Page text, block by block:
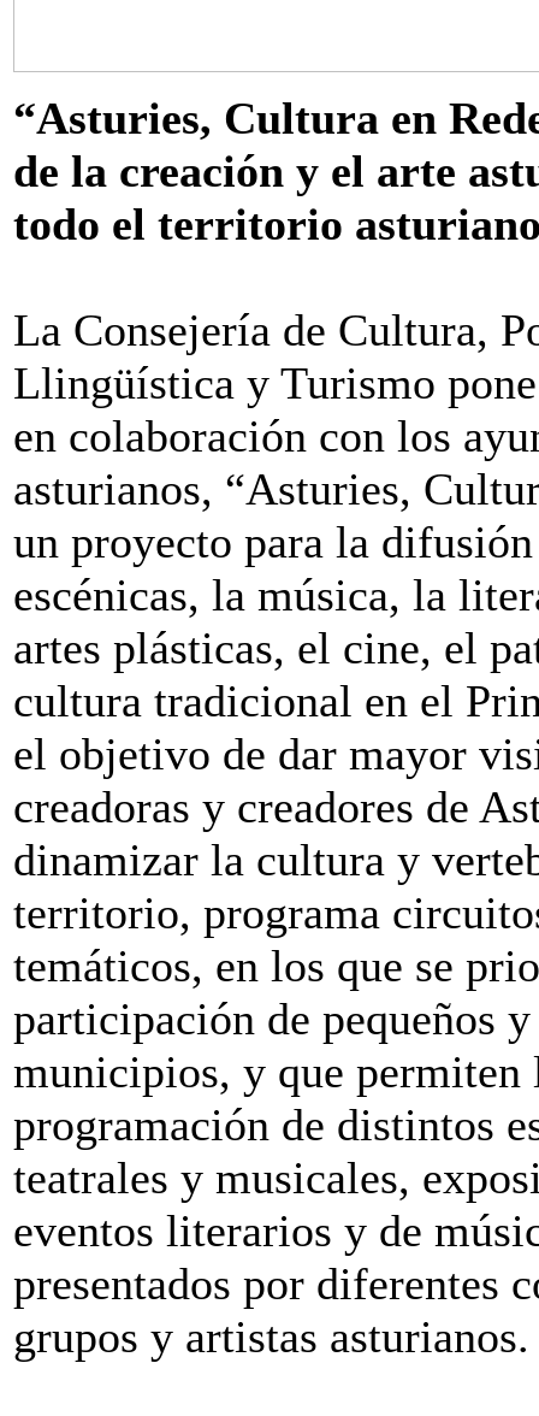
“Asturies, Cultura en
de la creación y el arte
todo el territorio
La Consejería de Cultura,
Llingüística y Turismo
en colaboración con los
asturianos, “Asturies,
un proyecto para la
escénicas, la música, la
artes plásticas, el cine, el
cultura tradicional en el
el objetivo de dar mayor
creadoras y creadores de
dinamizar la cultura y
territorio, programa
temáticos, en los que se
participación de pequeños
municipios, y que permiten
programación de distintos
teatrales y musicales,
eventos literarios y de
presentados por diferentes
grupos y artistas asturianos.